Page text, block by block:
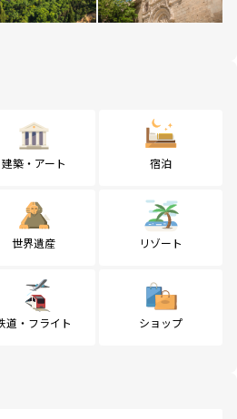
建築・アート 宿泊
世界遺産 リゾート
道・フライト ショップ